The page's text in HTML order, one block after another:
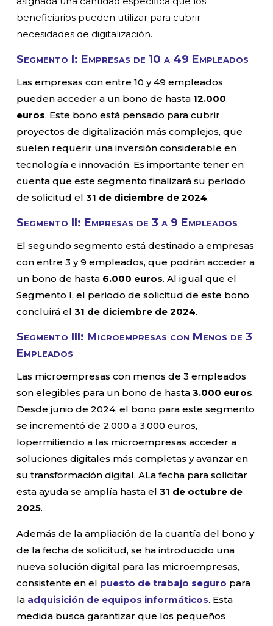
beneficiarios pueden utilizar para cubrir
necesidades de digitalización.
Segmento I: Empresas de 10 a 49 Empleados
Las empresas con entre 10 y 49 empleados
pueden acceder a un bono de hasta 12.000
euros. Este bono está pensado para cubrir
proyectos de digitalización más complejos, que
suelen requerir una inversión considerable en
tecnología e innovación. Es importante tener en
cuenta que este segmento finalizará su periodo
de solicitud el31 de diciembre de 2024.
Segmento II: Empresas de 3 a 9 Empleados
El segundo segmento está destinado a empresas
con entre 3 y 9 empleados, que podrán acceder a
un bono de hasta 6.000 euros. Al igual que el
Segmento I, el periodo de solicitud de este bono
concluirá el31 de diciembre de 2024.
Segmento III: Microempresas con Menos de 3
Empleados
Las microempresas con menos de 3 empleados
son elegibles para un bono de hasta3.000 euros.
Desde junio de 2024, el bono para este segmento
se incrementó de 2.000 a 3.000 euros,
lopermitiendo a las microempresas acceder a
soluciones digitales más completas y avanzar en
su transformación digital. ALa fecha para solicitar
esta ayuda se amplía hasta el31 de octubre de
2025.
Además de la ampliación de la cuantía del bono y
de la fecha de solicitud, se ha introducido una
nueva solución digital para las microempresas,
consistente en el puesto de trabajo seguro para
la adquisición de equipos informáticos. Esta
medida busca garantizar que los pequeños